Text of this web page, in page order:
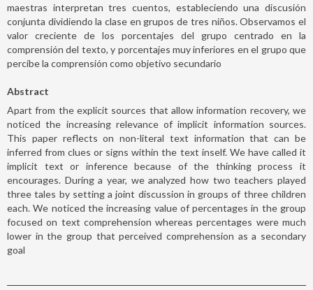
maestras interpretan tres cuentos, estableciendo una discusión
conjunta dividiendo la clase en grupos de tres niños. Observamos el
valor creciente de los porcentajes del grupo centrado en la
comprensión del texto, y porcentajes muy inferiores en el grupo que
percibe la comprensión como objetivo secundario
Abstract
Apart from the explicit sources that allow information recovery, we
noticed the increasing relevance of implicit information sources.
This paper reflects on non-literal text information that can be
inferred from clues or signs within the text inself. We have called it
implicit text or inference because of the thinking process it
encourages. During a year, we analyzed how two teachers played
three tales by setting a joint discussion in groups of three children
each. We noticed the increasing value of percentages in the group
focused on text comprehension whereas percentages were much
lower in the group that perceived comprehension as a secondary
goal